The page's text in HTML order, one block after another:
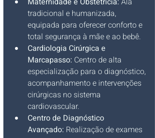
tradicional e humanizada,
equipada para oferecer conforto e
total segurança à mãe e ao bebê.
Cardiologia Cirúrgica e
Marcapasso: Centro de alta
especialização para o diagnóstico,
acompanhamento e intervenções
cirúrgicas no sistema
cardiovascular.
Centro de Diagnóstico
Avançado: Realização de exames